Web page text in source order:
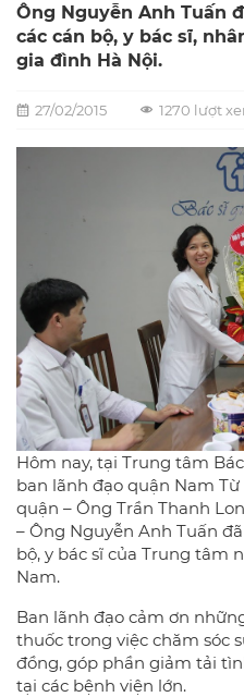
Ông Nguyễn Anh Tuấn
các cán bộ, y bác sĩ,
gia đình Hà Nội.
27/02/2015 1270 lượt
Hôm nay, tại Trung tâm
ban lãnh đạo quận Nam
quận – Ông Trần Thanh
– Ông Nguyễn Anh Tuấn
bộ, y bác sĩ của Trung tâm
Nam.
Ban lãnh đạo cảm ơn
thuốc trong việc chăm sóc
đồng, góp phần giảm tải
tại các bệnh viện lớn.